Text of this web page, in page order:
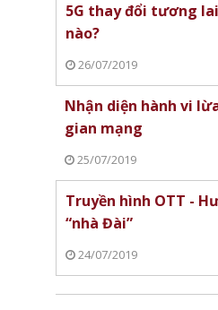
5G thay đổi tương
nào?
26/07/2019
Nhận diện hành vi
gian mạng
25/07/2019
Truyền hình OTT -
“nhà Đài”
24/07/2019